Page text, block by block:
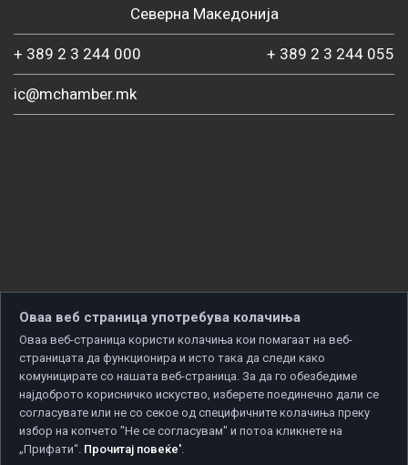
Северна Македонија
+ 389 2 3 244 000 + 389 2 3 244 055
ic@mchamber.mk
Copyright © 2026 Developed by
Оваа веб страница употребува колачиња
Оваа веб-страница користи колачиња кои помагаат на веб-
страницата да функционира и исто така да следи како
комуницирате со нашата веб-страница. За да го обезбедиме
најдоброто корисничко искуство, изберете поединечно дали се
согласувате или не со секое од специфичните колачиња преку
избор на копчето "Не се согласувам" и потоа кликнете на
„Прифати“. Прочитај повеќе'.